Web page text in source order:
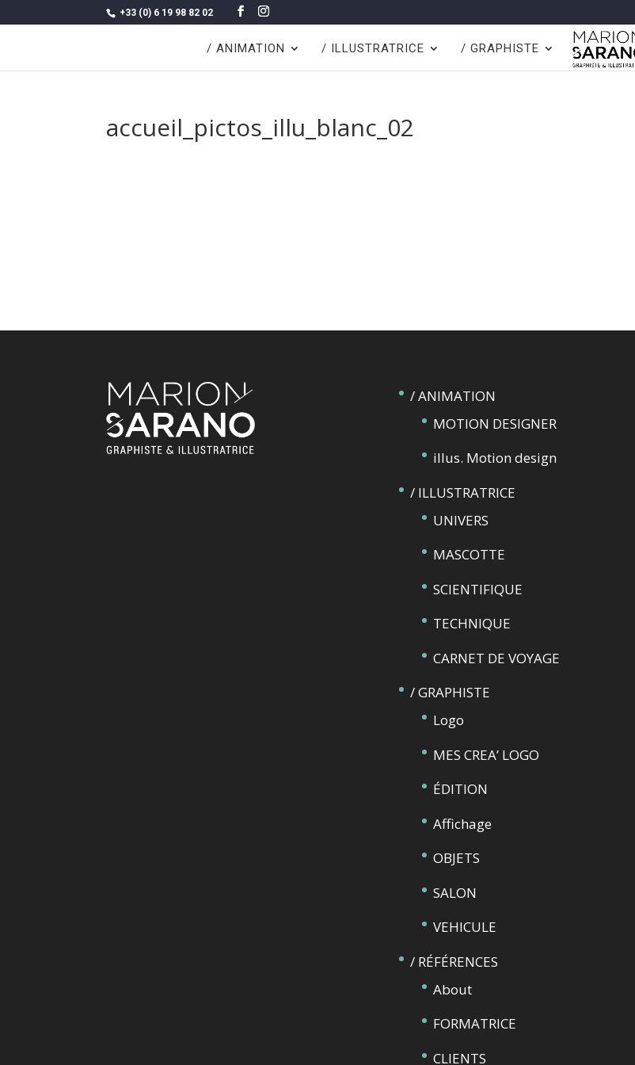
+33 (0) 6 19 98 82 02
/ ANIMATION / ILLUSTRATRICE / GRAPHISTE
accueil_pictos_illu_blanc_02
/ ANIMATION
MOTION DESIGNER
illus. Motion design
/ ILLUSTRATRICE
UNIVERS
MASCOTTE
SCIENTIFIQUE
TECHNIQUE
CARNET DE VOYAGE
/ GRAPHISTE
Logo
MES CREA’ LOGO
ÉDITION
Affichage
OBJETS
SALON
VEHICULE
/ RÉFÉRENCES
About
FORMATRICE
CLIENTS